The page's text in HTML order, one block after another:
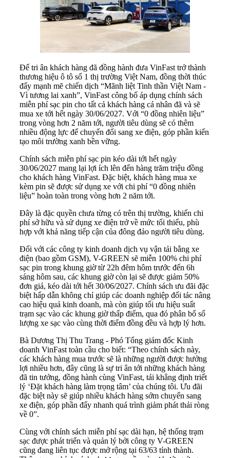
Để tri ân khách hàng đã đồng hành đưa VinFast trở thành
thương hiệu ô tô số 1 thị trường Việt Nam, đồng thời thúc
đẩy mạnh mẽ chiến dịch “Mãnh liệt Tinh thần Việt Nam -
Vì tương lai xanh”, VinFast công bố áp dụng chính sách
miễn phí sạc pin cho tất cả khách hàng cá nhân đã và sẽ
mua xe tới hết ngày 30/06/2027. Với “0 đồng nhiên liệu”
trong vòng hơn 2 năm tới, người tiêu dùng sẽ có thêm
nhiều động lực để chuyển đổi sang xe điện, góp phần kiến
tạo môi trường xanh bền vững.
Chính sách miễn phí sạc pin kéo dài tới hết ngày
30/06/2027 mang lại lợi ích lên đến hàng trăm triệu đồng
cho khách hàng VinFast. Đặc biệt, khách hàng mua xe
kèm pin sẽ được sử dụng xe với chi phí “0 đồng nhiên
liệu” hoàn toàn trong vòng hơn 2 năm tới.
Đây là đặc quyền chưa từng có trên thị trường, khiến chi
phí sở hữu và sử dụng xe điện trở về mức tối thiểu, phù
hợp với khả năng tiếp cận của đông đảo người tiêu dùng.
Đối với các công ty kinh doanh dịch vụ vận tải bằng xe
điện (bao gồm GSM), V-GREEN sẽ miễn 100% chi phí
sạc pin trong khung giờ từ 22h đêm hôm trước đến 6h
sáng hôm sau, các khung giờ còn lại sẽ được giảm 50%
đơn giá, kéo dài tới hết 30/06/2027. Chính sách ưu đãi đặc
biệt hấp dẫn không chỉ giúp các doanh nghiệp đối tác nâng
cao hiệu quả kinh doanh, mà còn giúp tối ưu hiệu suất
trạm sạc vào các khung giờ thấp điểm, qua đó phân bổ số
lượng xe sạc vào cùng thời điểm đồng đều và hợp lý hơn.
Bà Dương Thị Thu Trang - Phó Tổng giám đốc Kinh
doanh VinFast toàn cầu cho biết: “Theo chính sách này,
các khách hàng mua trước sẽ là những người được hưởng
lợi nhiều hơn, đây cũng là sự tri ân tới những khách hàng
đã tin tưởng, đồng hành cùng VinFast, tái khẳng định triết
lý ‘Đặt khách hàng làm trọng tâm’ của chúng tôi. Ưu đãi
đặc biệt này sẽ giúp nhiều khách hàng sớm chuyển sang
xe điện, góp phần đẩy nhanh quá trình giảm phát thải ròng
về 0”.
Cùng với chính sách miễn phí sạc dài hạn, hệ thống trạm
sạc được phát triển và quản lý bởi công ty V-GREEN
cũng đang liên tục được mở rộng tại 63/63 tỉnh thành.